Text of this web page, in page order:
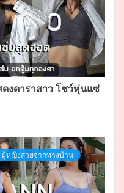
งดาราสาว โชว์หุ่นแซ่
ผู้หญิงสวยจากทางบ้าน